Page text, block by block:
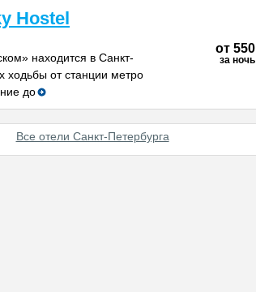
Hostel
находится в Санкт-
ходьбы от станции метро
до
от 550
за ночь
Все отели Санкт-Петербурга